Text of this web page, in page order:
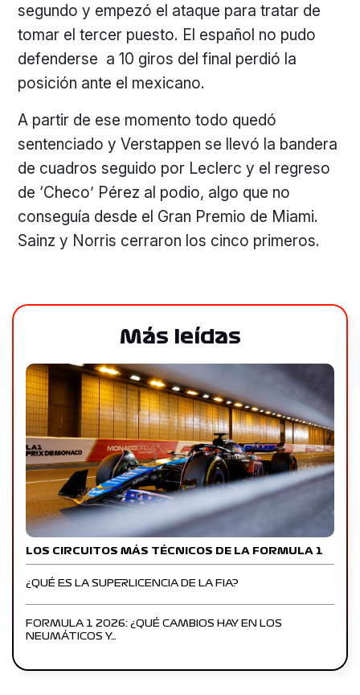
segundo y empezó el ataque para tratar de
tomar el tercer puesto. El español no pudo
defenderse a 10 giros del final perdió la
posición ante el mexicano.
A partir de ese momento todo quedó
sentenciado y Verstappen se llevó la bandera
de cuadros seguido por Leclerc y el regreso
de ‘Checo’ Pérez al podio, algo que no
conseguía desde el Gran Premio de Miami.
Sainz y Norris cerraron los cinco primeros.
Más leídas
LOS CIRCUITOS MÁS TÉCNICOS DE LA FORMULA 1
¿QUÉ ES LA SUPERLICENCIA DE LA FIA?
FORMULA 1 2026: ¿QUÉ CAMBIOS HAY EN LOS
NEUMÁTICOS Y…